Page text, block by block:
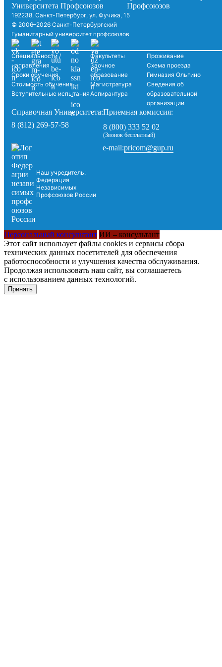
192238, Санкт-Петербург, ул. Фучика, 15
© 2006–2026 Санкт-Петербургский
Гуманитарный университет профсоюзов
Специальности /
направления
Сроки обучения
Стоимость обучения
Вступительные испытания
Факультеты
Заочное
образование
Магистратура
Аспирантура
Проживание
Схема проезда
Гимназия Ольгино
Сведения об
образовательной
организации
Справочная Университета:
8 (812) 269-57-58
Приемная комиссия:
8 (800) 333 52 02
(Звонок бесплатный)
Наш учредитель:
Федерация
Независимых
Профсоюзов России
e-mail:pricom@gup.ru
Персональный консультант ИИ – консультант
Этот сайт использует файлы cookies и сервисы сбора
технических данных посетителей для обеспечения
работоспособности и улучшения качества обслуживания.
Продолжая использовать наш сайт, вы соглашаетесь
с использованием данных технологий.
Принять